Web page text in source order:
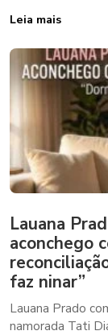
Leia mais
Lauana
aconchego
faz ninar”
Lauana Prado
namorada Tati